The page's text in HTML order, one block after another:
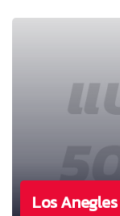
Los Anegles